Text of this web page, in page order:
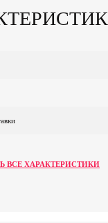
ВСЕ ХАРАКТЕРИСТИКИ